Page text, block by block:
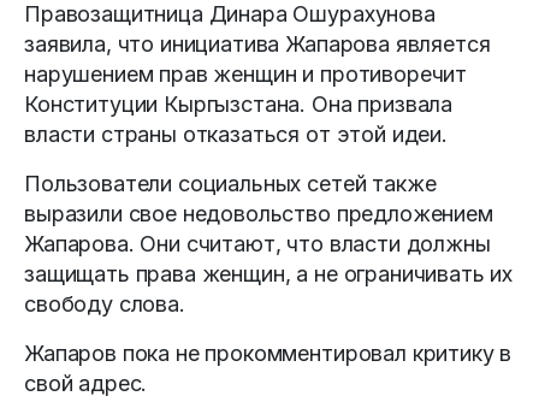
Правозащитница Динара Ошурахунова
заявила, что инициатива Жапарова является
нарушением прав женщин и противоречит
Конституции Кыргызстана. Она призвала
власти страны отказаться от этой идеи.
Пользователи социальных сетей также
выразили свое недовольство предложением
Жапарова. Они считают, что власти должны
защищать права женщин, а не ограничивать их
свободу слова.
Жапаров пока не прокомментировал критику в
свой адрес.